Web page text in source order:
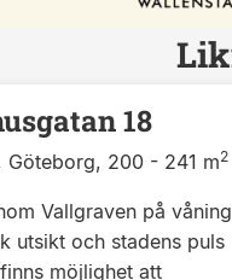
18
Göteborg, 200 - 241 m2
Vallgraven på våning
utsikt och stadens puls
möjlighet att